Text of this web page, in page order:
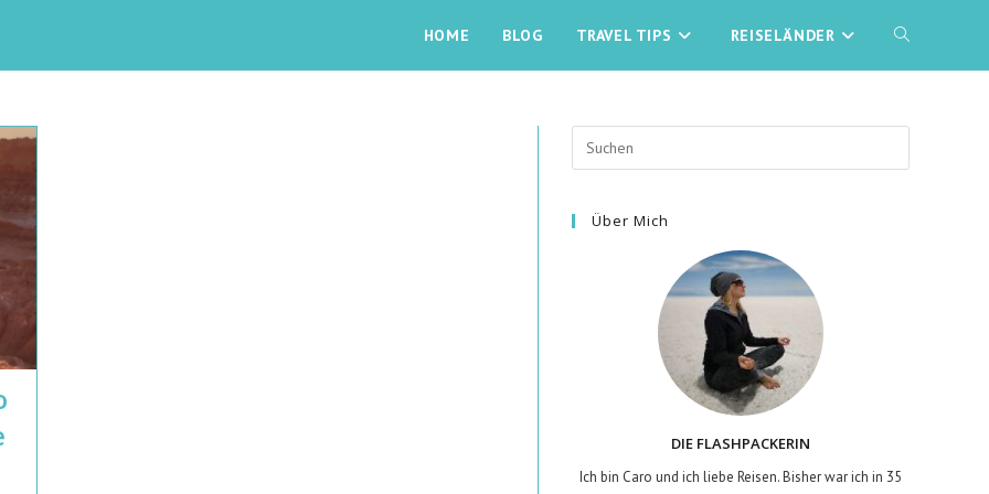
HOME BLOG TRAVEL TIPS REISELÄNDER WEBSITE-
UMSCHALTEN
Escape
Über Mich
DIE FLASHPACKERIN
Ich bin Caro und ich liebe Reisen. Bisher war ich in 35